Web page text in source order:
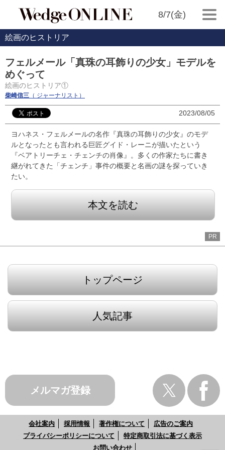
8/7(金)
絵画のヒストリア
フェルメール「真珠の耳飾りの少女」モデルを
めぐって
絵画のヒストリア①
柴崎信三 （ ジャーナリスト）
2023/08/05
ヨハネス・フェルメールの名作『真珠の耳飾りの少女』のモデ
ルとなったとも言われる巨匠グイド・レーニが描いたという
『ベアトリーチェ・チェンチの肖像』。多くの作家たちに書き
継がれてきた「チェンチ」事件の概要と名画の謎を探っていき
たい。
本文を読む
PR
トップページ
人気記事
メルマガ登録
会社案内 採用情報 著作権について
広告のご案内
プライバシーポリシーについて
特定商取引法に基づく表示
お問い合わせ